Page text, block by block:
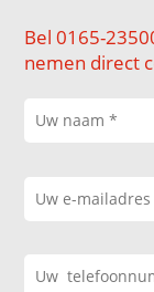
Bel 0165-
nemen direct